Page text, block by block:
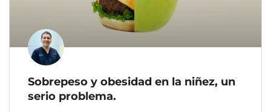
Sobrepeso y obesidad en la niñez, un
serio problema.